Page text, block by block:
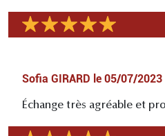
Sofia GIRARD le 05/07/2023
Échange très agréable et